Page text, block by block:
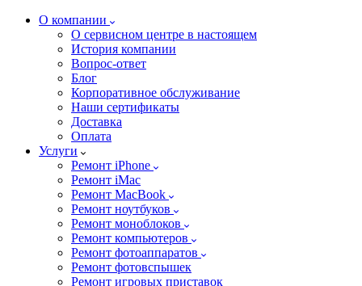
О компании
О сервисном центре в настоящем
История компании
Вопрос-ответ
Блог
Корпоративное обслуживание
Наши сертификаты
Доставка
Оплата
Услуги
Ремонт iPhone
Ремонт iMac
Ремонт MacBook
Ремонт ноутбуков
Ремонт моноблоков
Ремонт компьютеров
Ремонт фотоаппаратов
Ремонт фотовспышек
Ремонт игровых приставок